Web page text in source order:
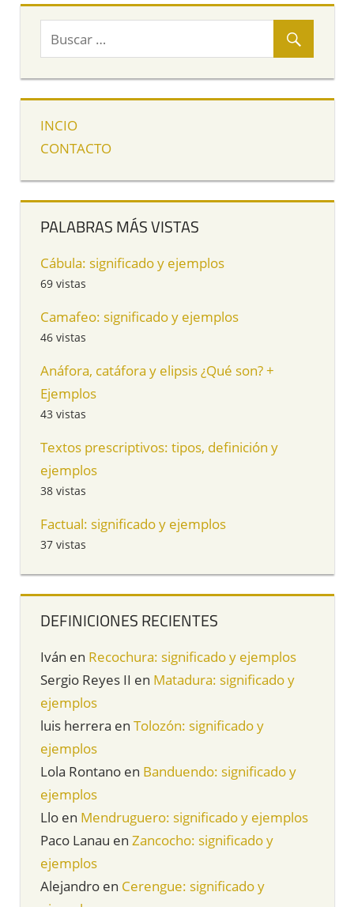
INCIO
CONTACTO
PALABRAS MÁS VISTAS
Cábula: significado y ejemplos
69 vistas
Camafeo: significado y ejemplos
46 vistas
Anáfora, catáfora y elipsis ¿Qué son? +
Ejemplos
43 vistas
Textos prescriptivos: tipos, definición y
ejemplos
38 vistas
Factual: significado y ejemplos
37 vistas
DEFINICIONES RECIENTES
Iván en Recochura: significado y ejemplos
Sergio Reyes II en Matadura: significado y
ejemplos
luis herrera en Tolozón: significado y
ejemplos
Lola Rontano en Banduendo: significado y
ejemplos
Llo en Mendruguero: significado y ejemplos
Paco Lanau en Zancocho: significado y
ejemplos
Alejandro en Cerengue: significado y